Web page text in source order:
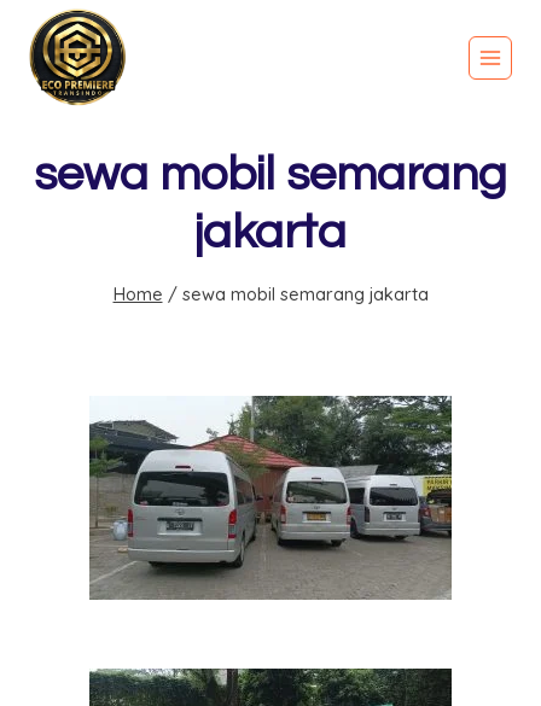
sewa mobil semarang
jakarta
Home / sewa mobil semarang jakarta